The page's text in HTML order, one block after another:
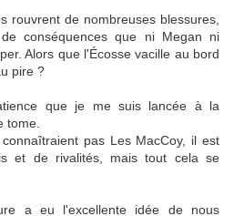
rouvrent de nombreuses blessures,
conséquences que ni Megan ni
Alors que l'Écosse vacille au bord
pire ?
que je me suis lancée à la
tome.
pas Les MacCoy, il est
et de rivalités, mais tout cela se
a eu l'excellente idée de nous